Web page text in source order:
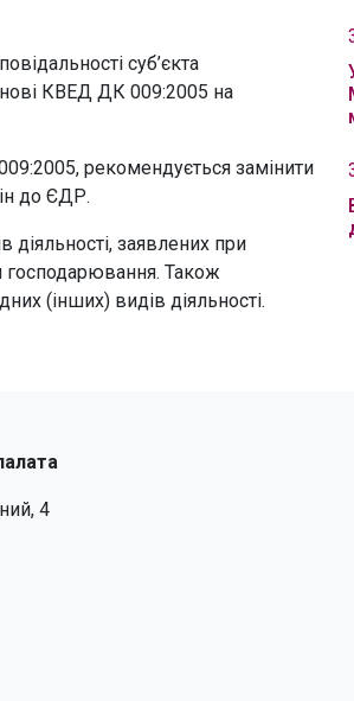
суб’єкта
КВЕД ДК 009:2005 на
рекомендується замінити
до ЄДР.
діяльності, заявлених при
господарювання. Також
(інших) видів діяльності.
4